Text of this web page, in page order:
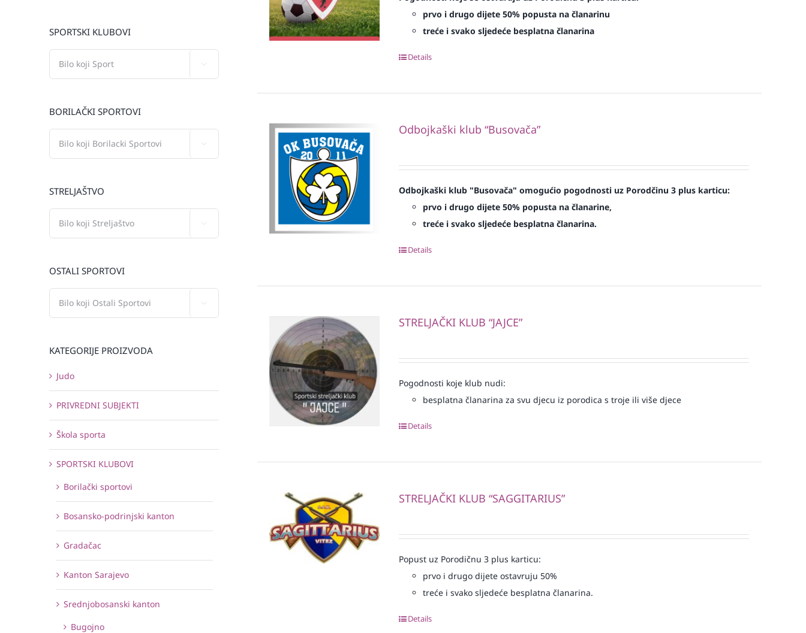
prvo i drugo dijete 50% popusta na članarinu
treće i svako sljedeće besplatna članarina
Details
Odbojkaški klub “Busovača”
Odbojkaški klub "Busovača" omogućio pogodnosti uz Porodčinu 3 plus karticu:
prvo i drugo dijete 50% popusta na članarine,
treće i svako sljedeće besplatna članarina.
Details
STRELJAČKI KLUB “JAJCE”
Pogodnosti koje klub nudi:
besplatna članarina za svu djecu iz porodica s troje ili više djece
Details
STRELJAČKI KLUB “SAGGITARIUS”
Popust uz Porodičnu 3 plus karticu:
prvo i drugo dijete ostavruju 50%
treće i svako sljedeće besplatna članarina.
Details
SPORTSKI KLUBOVI
BORILAČKI SPORTOVI
STRELJAŠTVO
OSTALI SPORTOVI
KATEGORIJE PROIZVODA
Judo
PRIVREDNI SUBJEKTI
Škola sporta
SPORTSKI KLUBOVI
Borilački sportovi
Bosansko-podrinjski kanton
Gradačac
Kanton Sarajevo
Srednjobosanski kanton
Bugojno